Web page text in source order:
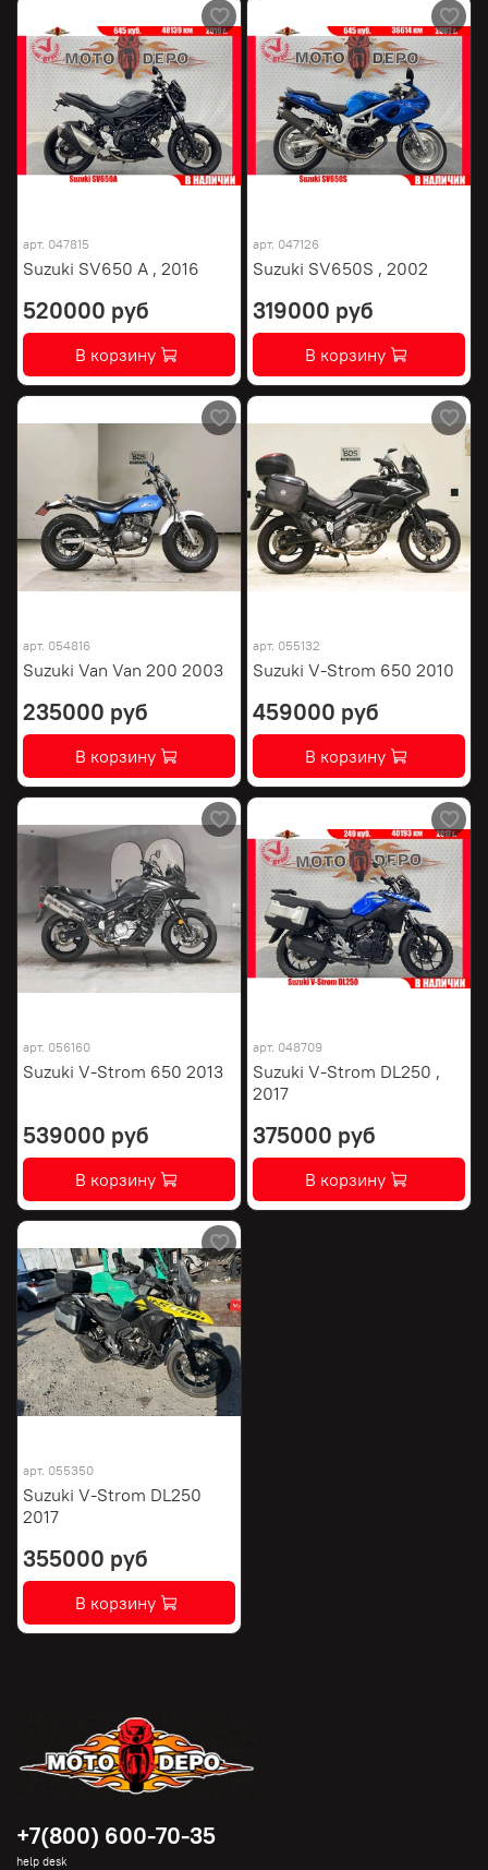
арт. 047815
Suzuki SV650 A , 2016
520000 руб
В корзину
арт. 047126
Suzuki SV650S , 2002
319000 руб
В корзину
арт. 054816
Suzuki Van Van 200 2003
235000 руб
В корзину
арт. 055132
Suzuki V-Strom 650 2010
459000 руб
В корзину
арт. 056160
Suzuki V-Strom 650 2013
539000 руб
В корзину
арт. 048709
Suzuki V-Strom DL250 ,
2017
375000 руб
В корзину
арт. 055350
Suzuki V-Strom DL250
2017
355000 руб
В корзину
+7(800) 600-70-35
help desk